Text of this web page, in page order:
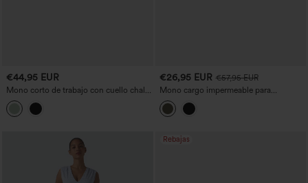
€44,95 EUR
Mono corto de trabajo con cuello chal,
mangas cortas, cinturón y bolsillos
€26,95 EUR €57,95 EUR
Mono cargo impermeable para
senderismo, de espalda descubierta con
tirantes cruzados, con bolsillos laterales
y tejido ripstop
Rebajas